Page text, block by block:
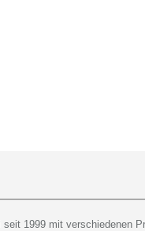
1999 mit verschiedenen